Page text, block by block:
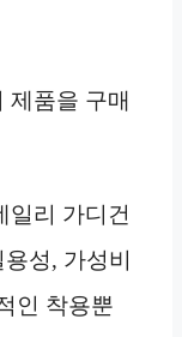
제품을 구매
일리 가디건
성, 가성비
인 착용뿐